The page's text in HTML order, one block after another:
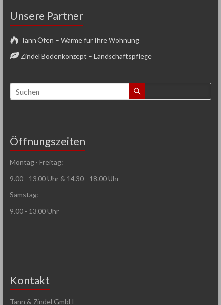
Unsere Partner
Tann Öfen – Wärme für Ihre Wohnung
Zindel Bodenkonzept – Landschaftspflege
Öffnungszeiten
Montag - Freitag:
9.00 - 13.00 Uhr & 14.30 - 18.00 Uhr
Samstag:
9.00 - 13.00 Uhr
Kontakt
Tann & Zindel GmbH